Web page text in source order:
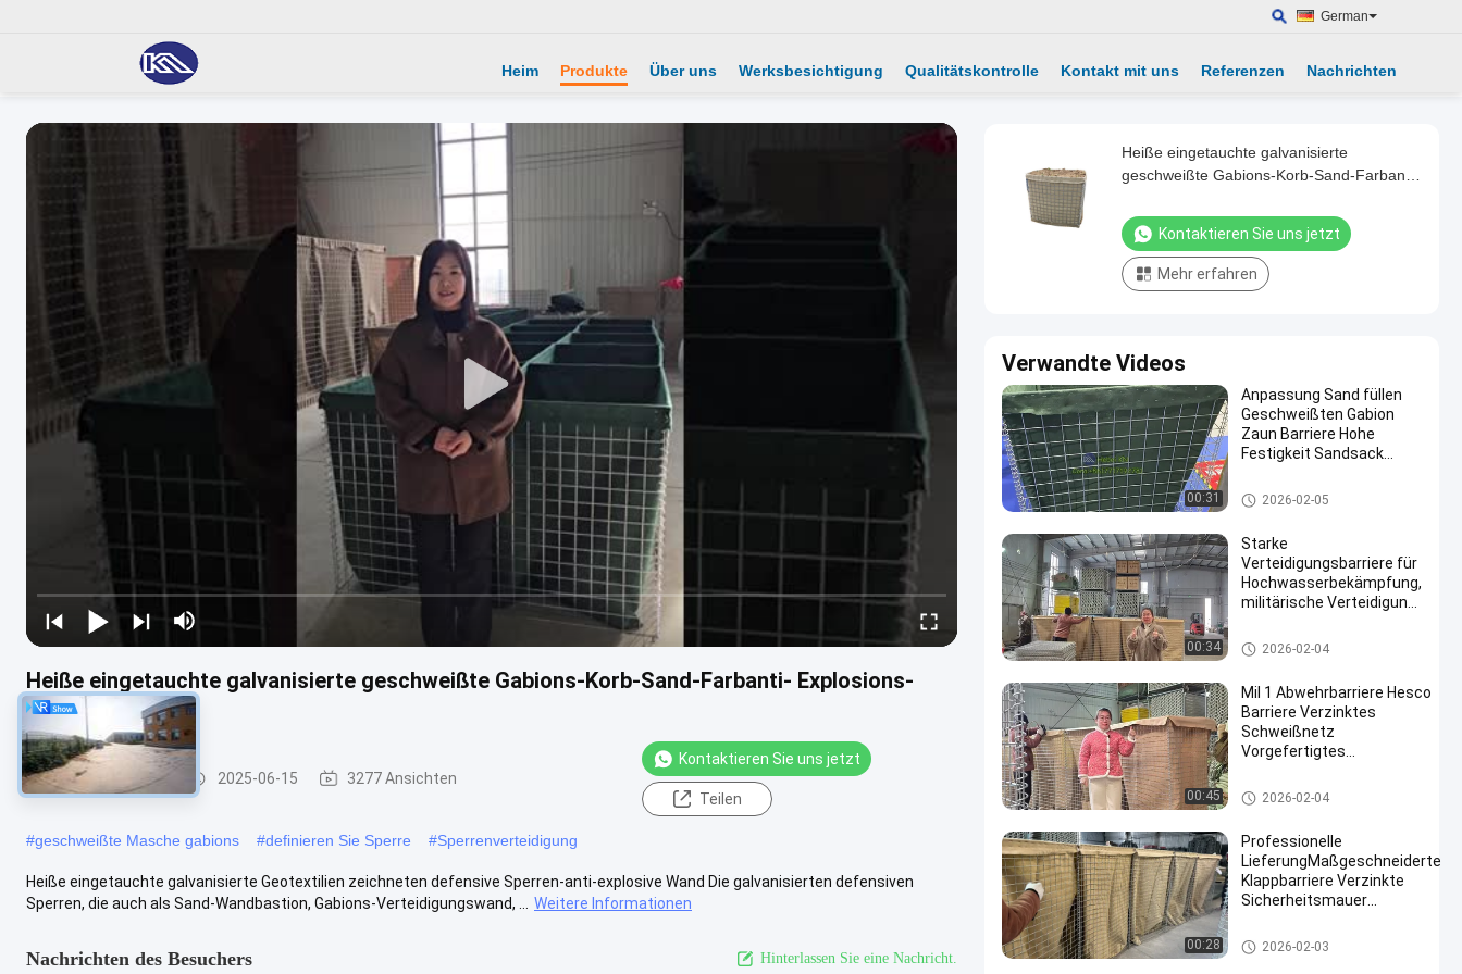
German
Heim Produkte Über uns Werksbesichtigung Qualitätskontrolle Kontakt mit uns Referenzen Nachrichten
Heiße eingetauchte galvanisierte geschweißte Gabions-Korb-Sand-Farbanti- Explosions-
Wand
Defensive Sperre 2025-06-15 3277 Ansichten
Kontaktieren Sie uns jetzt
Teilen
#geschweißte Masche gabions #definieren Sie Sperre #Sperrenverteidigung
Heiße eingetauchte galvanisierte Geotextilien zeichneten defensive Sperren-anti-explosive Wand Die galvanisierten defensiven
Sperren, die auch als Sand-Wandbastion, Gabions-Verteidigungswand, ...
Weitere Informationen
Nachrichten des Besuchers Hinterlassen Sie eine Nachricht.
Heiße eingetauchte galvanisierte
geschweißte Gabions-Korb-Sand-Farbanti-
Kontaktieren Sie uns jetzt
Mehr erfahren
Verwandte Videos
00:31
Anpassung Sand füllen
Geschweißten Gabion
Zaun Barriere Hohe
Festigkeit Sandsack
Barriere
Defensive Sperre
2026-02-05
00:34
Starke
Verteidigungsbarriere für
Hochwasserbekämpfung,
militärische Verteidigung
langlebigen Materialien
und
Oberflächen
Defensive Sperre
2026-02-04
00:45
Mil 1 Abwehrbarriere Hesco
Barriere Verzinktes
Schweißnetz
Vorgefertigtes
Militärbefestigungsanlagen
Einfache Montage
Defensive Sperre
2026-02-04
00:28
Professionelle
LieferungMaßgeschneiderte
Klappbarriere Verzinkte
Sicherheitsmauer
Abwehrbarriere Explosion
Aufbewahrung
Defensive Sperre
2026-02-03